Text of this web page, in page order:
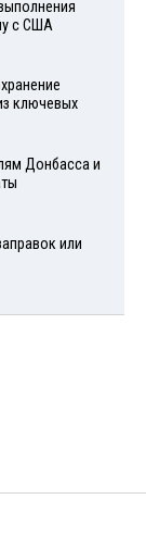
с США
ключевых
Донбасса и
или